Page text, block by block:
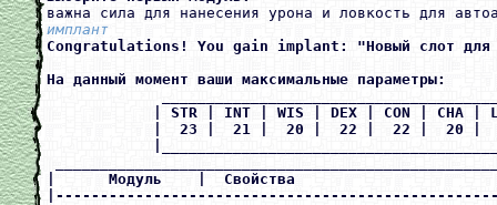
имплант
Congratulations! You gain implant: "Новый слот для
На данный момент ваши максимальные параметры:
| STR | INT | WIS | DEX | CON | CHA |
|  23 |  21 |  20 |  22 |  22 |  20 |
|      Модуль    |  Свойства